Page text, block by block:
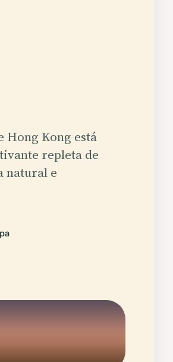
Hong Kong está
repleta de
natural e